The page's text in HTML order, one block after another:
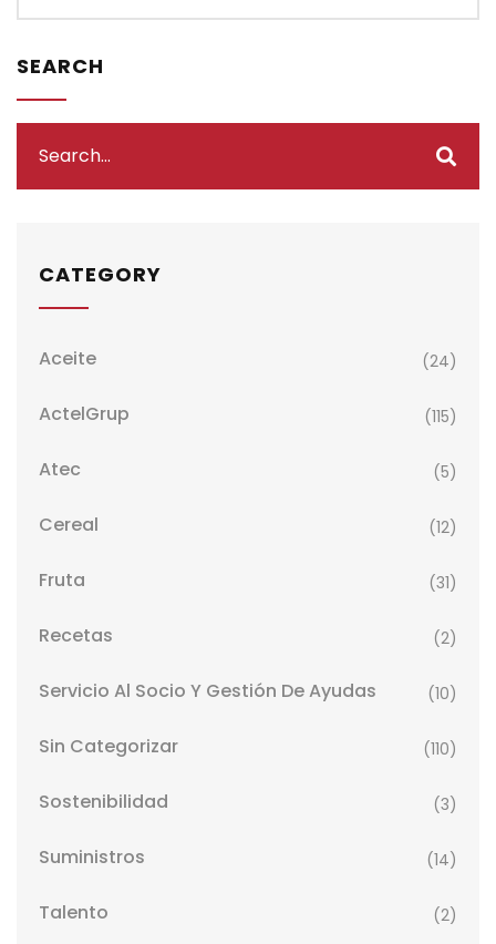
SEARCH
CATEGORY
Aceite (24)
ActelGrup (115)
Atec (5)
Cereal (12)
Fruta (31)
Recetas (2)
Servicio Al Socio Y Gestión De Ayudas (10)
Sin Categorizar (110)
Sostenibilidad (3)
Suministros (14)
Talento (2)